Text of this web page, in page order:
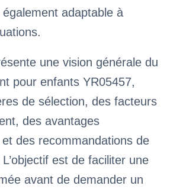
adaptable à
une vision générale du
pour enfants YR05457,
de sélection, des facteurs
des avantages
des recommandations de
est de faciliter une
avant de demander un